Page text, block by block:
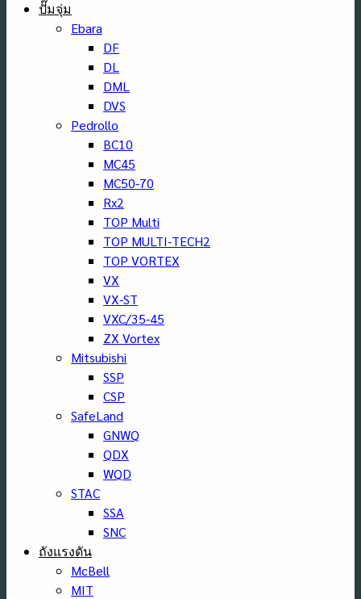
ปั๊มจุ่ม
Ebara
DF
DL
DML
DVS
Pedrollo
BC10
MC45
MC50-70
Rx2
TOP Multi
TOP MULTI-TECH2
TOP VORTEX
VX
VX-ST
VXC/35-45
ZX Vortex
Mitsubishi
SSP
CSP
SafeLand
GNWQ
QDX
WQD
STAC
SSA
SNC
ถังแรงดัน
McBell
MIT